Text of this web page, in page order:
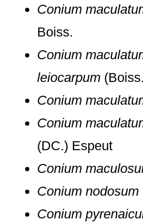
Conium
Boiss.
Conium
leiocarpum
Conium
Conium
(DC.) Espeut
Conium
Conium nodosum
Conium